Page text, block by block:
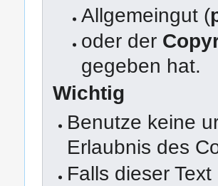
Allgemeingut (
oder der
gegeben hat.
Wichtig
Benutze keine
Erlaubnis des
Falls dieser